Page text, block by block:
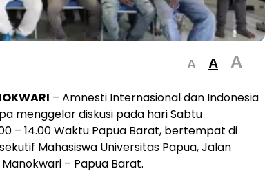
A A A
– Amnesti Internasional dan Indonesia
menggelar diskusi pada hari Sabtu
– 14.00 Waktu Papua Barat, bertempat di
Mahasiswa Universitas Papua, Jalan
– Papua Barat.